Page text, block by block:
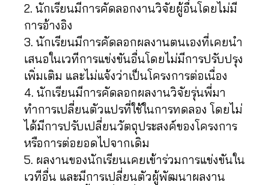
2. นักเรียนมีการคัดลอกงานวิจัยผู้อื่นโดยไม่มี
การอ้างอิง
3. นักเรียนมีการคัดลอกผลงานตนเองที่เคยนำ
เสนอในเวทีการแข่งขันอื่นโดยไม่มีการปรับปรุง
เพิ่มเติม และไม่แจ้งว่าเป็นโครงการต่อเนื่อง
4. นักเรียนมีการคัดลอกผลงานวิจัยรุ่นพี่มา
ทำการเปลี่ยนตัวแปรที่ใช้ในการทดลอง โดยไม่
ได้มีการปรับเปลี่ยนวัตถุประสงค์ของโครงการ
หรือการต่อยอดไปจากเดิม
5. ผลงานของนักเรียนเคยเข้าร่วมการแข่งขันใน
เวทีอื่น และมีการเปลี่ยนตัวผู้พัฒนาผลงาน